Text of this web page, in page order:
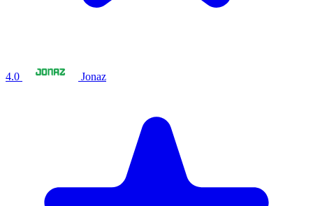
4.0 Jonaz